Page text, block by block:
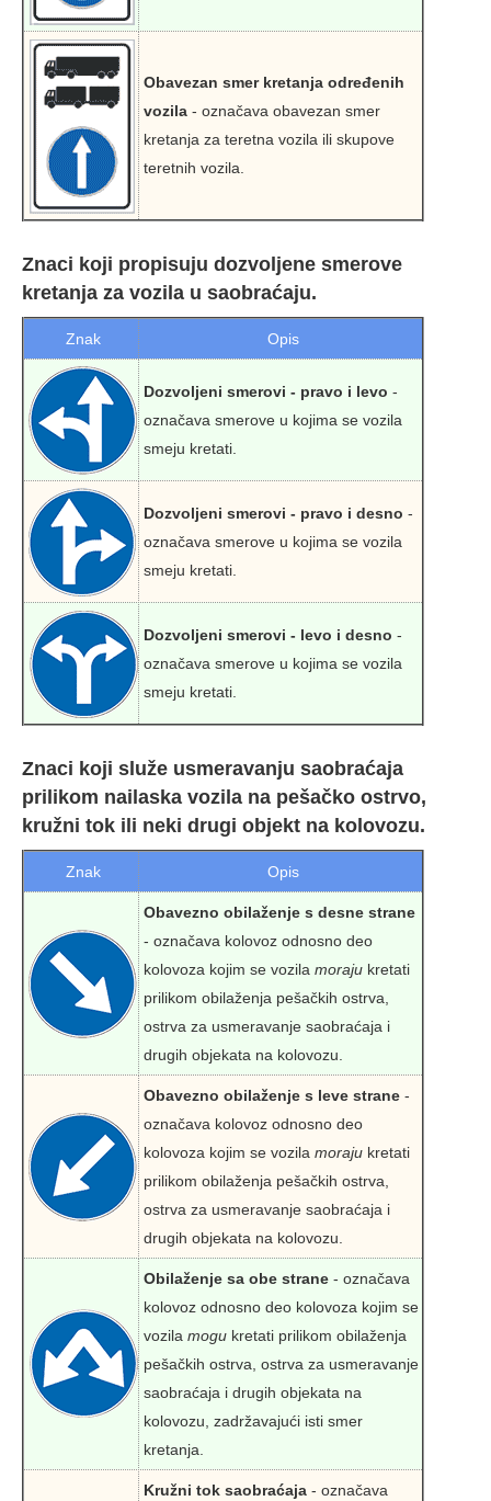
Obavezan smer kretanja određenih
vozila - označava obavezan smer
kretanja za teretna vozila ili skupove
teretnih vozila.
Znaci koji propisuju dozvoljene smerove
kretanja za vozila u saobraćaju.
Znak Opis
Dozvoljeni smerovi - pravo i levo -
označava smerove u kojima se vozila
smeju kretati.
Dozvoljeni smerovi - pravo i desno -
označava smerove u kojima se vozila
smeju kretati.
Dozvoljeni smerovi - levo i desno -
označava smerove u kojima se vozila
smeju kretati.
Znaci koji služe usmeravanju saobraćaja
prilikom nailaska vozila na pešačko ostrvo,
kružni tok ili neki drugi objekt na kolovozu.
Znak Opis
Obavezno obilaženje s desne strane
- označava kolovoz odnosno deo
kolovoza kojim se vozila moraju kretati
prilikom obilaženja pešačkih ostrva,
ostrva za usmeravanje saobraćaja i
drugih objekata na kolovozu.
Obavezno obilaženje s leve strane -
označava kolovoz odnosno deo
kolovoza kojim se vozila moraju kretati
prilikom obilaženja pešačkih ostrva,
ostrva za usmeravanje saobraćaja i
drugih objekata na kolovozu.
Obilaženje sa obe strane - označava
kolovoz odnosno deo kolovoza kojim se
vozila mogu kretati prilikom obilaženja
pešačkih ostrva, ostrva za usmeravanje
saobraćaja i drugih objekata na
kolovozu, zadržavajući isti smer
kretanja.
Kružni tok saobraćaja - označava